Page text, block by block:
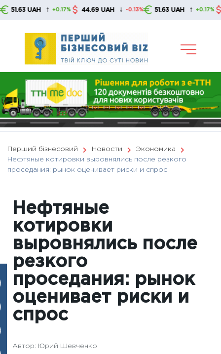
Skip
UAH ↑ +0.17% 44.69 UAH ↓ -0.13% 51.63 UAH ↑ +0.17%
Перший бізнесовий Новости
Экономика
Нефтяные котировки выровнялись после резкого
проседания: рынок оценивает риски и спрос
Нефтяные
котировки
выровнялись после
резкого
проседания: рынок
оценивает риски и
спрос
Автор: Юрий Шевченко